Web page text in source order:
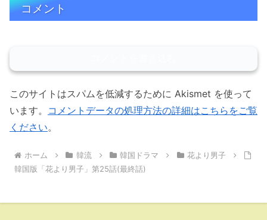
コメント
このサイトはスパムを低減するために Akismet を使って
います。 コメントデータの処理方法の詳細はこちらをご覧
ください。
ホーム 韓流 韓国ドラマ
花より男子
韓国版「花より男子」第25話(最終話)